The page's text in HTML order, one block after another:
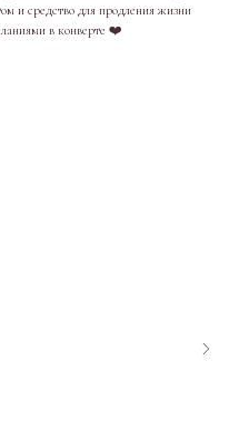
и средство для продления жизни
в конверте ❤️